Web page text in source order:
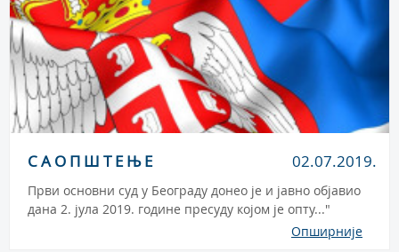
С А О П Ш Т Е Њ Е 02.07.2019.
Први основни суд у Београду донео је и јавно објавио
дана 2. јула 2019. године пресуду којом је опту..."
Опширније